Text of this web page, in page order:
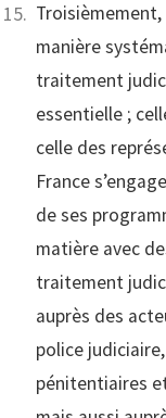
manière
traitement
essentielle ;
celle des
France
de ses
matière avec
traitement
auprès des
police
pénitentiaires